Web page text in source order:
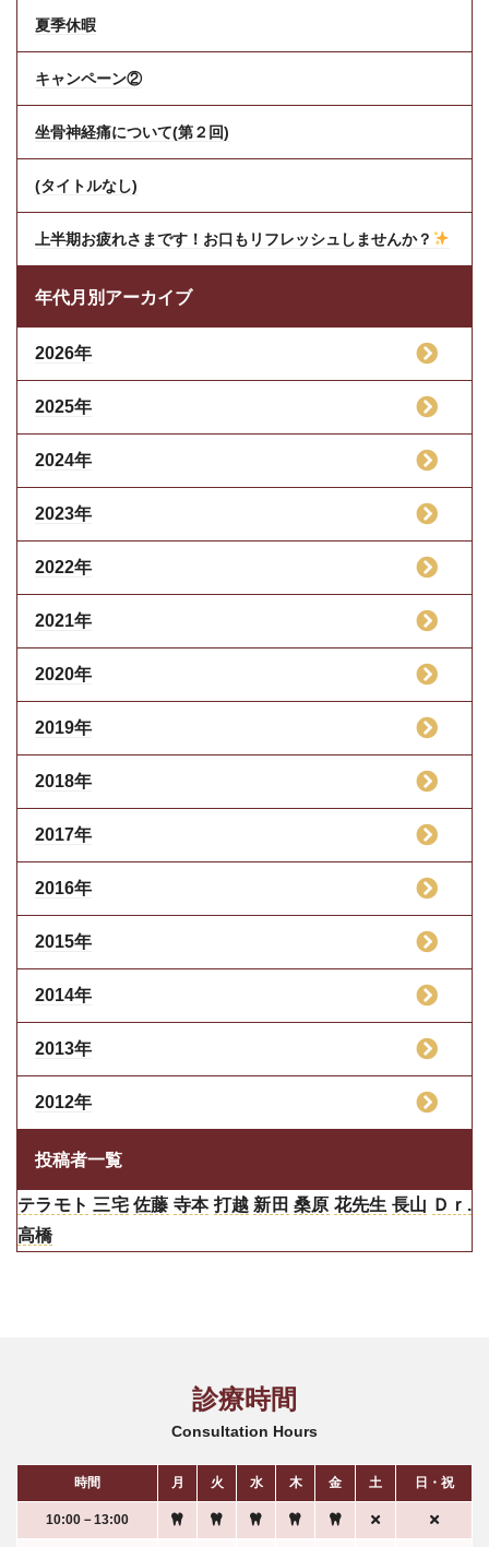
夏季休暇
キャンペーン②
坐骨神経痛について(第２回)
(タイトルなし)
上半期お疲れさまです！お口もリフレッシュしませんか？
年代月別アーカイブ
2026年
2025年
2024年
2023年
2022年
2021年
2020年
2019年
2018年
2017年
2016年
2015年
2014年
2013年
2012年
投稿者一覧
テラモト 三宅 佐藤 寺本 打越 新田 桑原 花先生 長山 Ｄｒ.
高橋
診療時間
Consultation Hours
時間 月 火 水 木 金 土 日・祝
10:00－13:00